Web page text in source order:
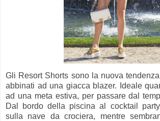
Gli Resort Shorts sono la nuova
abbinati ad una giacca blazer. Ideale
ad una meta estiva, per passare dal
Dal bordo della piscina al cocktail
sulla nave da crociera, mentre